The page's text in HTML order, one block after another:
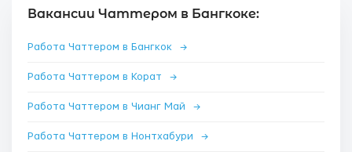
Вакансии Чаттером в Бангкоке:
Работа Чаттером в Бангкок →
Работа Чаттером в Корат →
Работа Чаттером в Чианг Май →
Работа Чаттером в Нонтхабури →